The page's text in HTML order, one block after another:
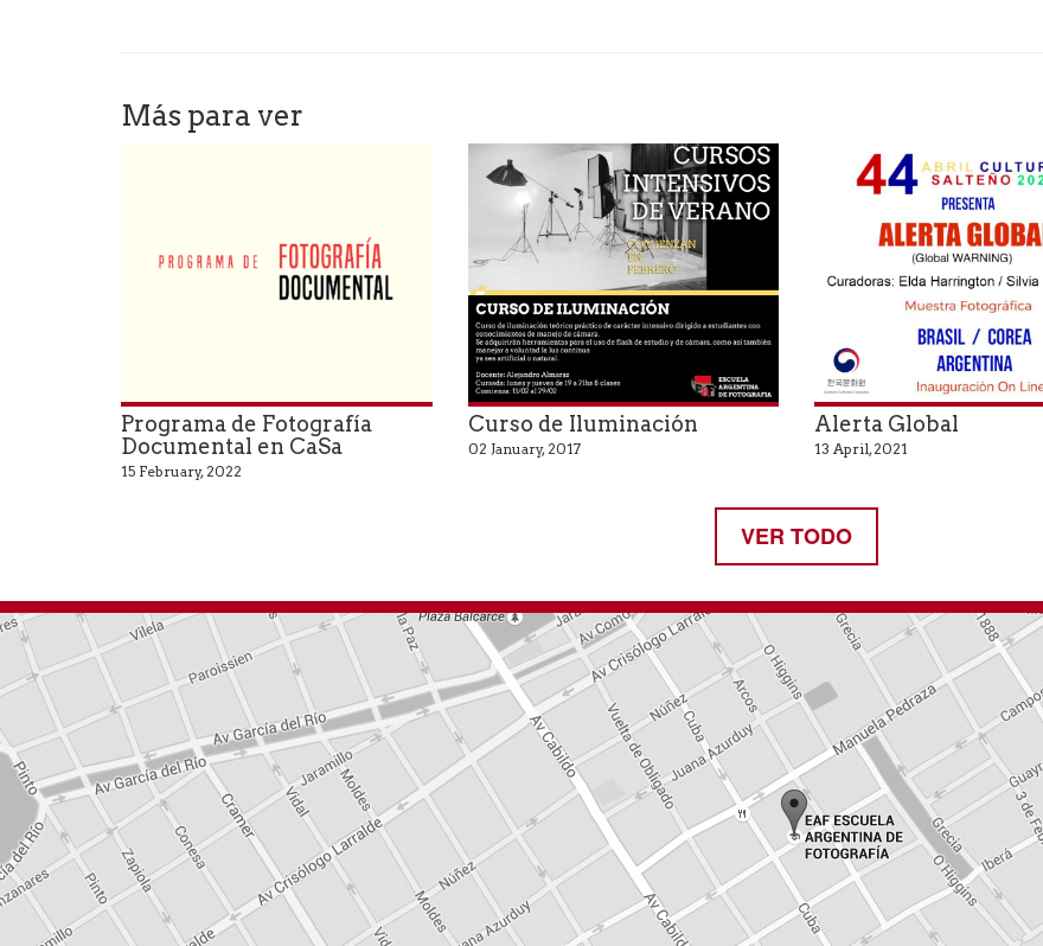
Más para ver
Programa de Fotografía
Documental en CaSa
15 February, 2022
Curso de Iluminación
02 January, 2017
Alerta Global
13 April, 2021
VER TODO